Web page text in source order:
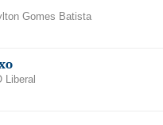
Gomes Batista
Liberal